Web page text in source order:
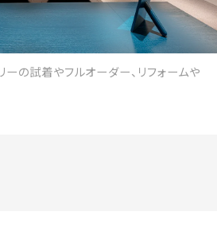
の試着やフルオーダー、リフォームや